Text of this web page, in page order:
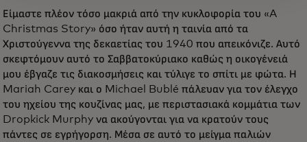
Είμαστε πλέον τόσο μακριά από την κυκλοφορία του «A
Christmas Story» όσο ήταν αυτή η ταινία από τα
Χριστούγεννα της δεκαετίας του 1940 που απεικόνιζε. Αυτό
σκεφτόμουν αυτό το Σαββατοκύριακο καθώς η οικογένειά
μου έβγαζε τις διακοσμήσεις και τύλιγε το σπίτι με φώτα. Η
Mariah Carey και ο Michael Bublé πάλευαν για τον έλεγχο
του ηχείου της κουζίνας μας, με περιστασιακά κομμάτια των
Dropkick Murphy να ακούγονται για να κρατούν τους
πάντες σε εγρήγορση. Μέσα σε αυτό το μείγμα παλιών